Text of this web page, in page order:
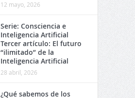
12 mayo, 2026
Serie: Consciencia e
Inteligencia Artificial
Tercer artículo: El futuro
“ilimitado” de la
Inteligencia Artificial
28 abril, 2026
¿Qué sabemos de los